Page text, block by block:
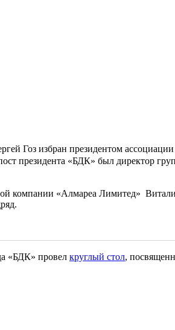
Гоз избран президентом
президента «БДК» был директор
компании «Алмареа Лимитед»
«БДК» провел круглый стол,